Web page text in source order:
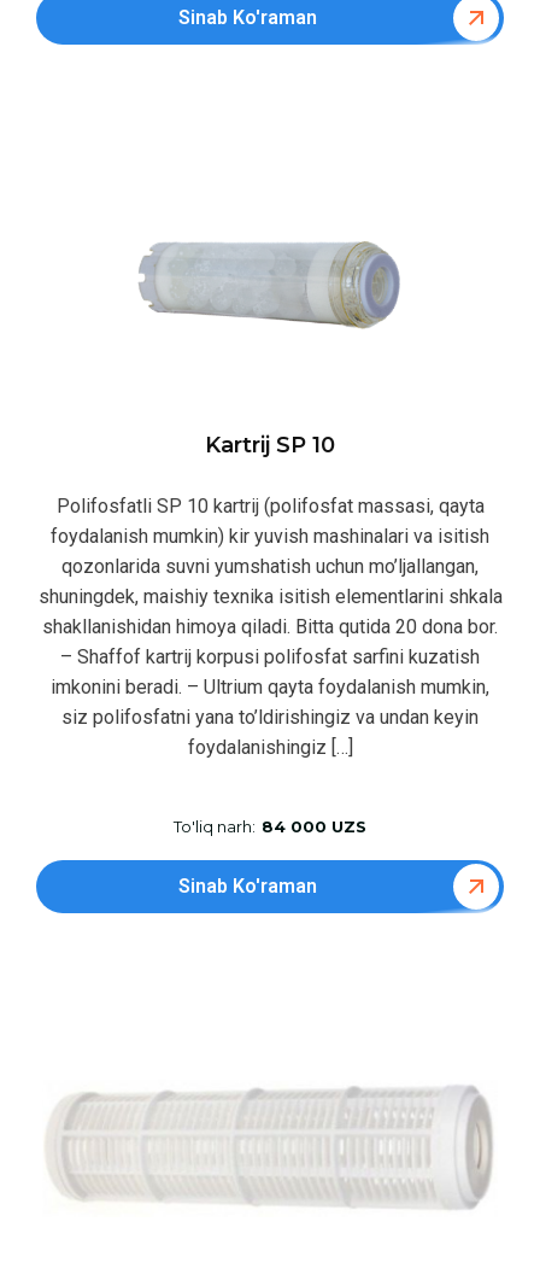
Sinab Ko'raman
Kartrij SP 10
Polifosfatli SP 10 kartrij (polifosfat massasi, qayta
foydalanish mumkin) kir yuvish mashinalari va isitish
qozonlarida suvni yumshatish uchun mo’ljallangan,
shuningdek, maishiy texnika isitish elementlarini shkala
shakllanishidan himoya qiladi. Bitta qutida 20 dona bor.
– Shaffof kartrij korpusi polifosfat sarfini kuzatish
imkonini beradi. – Ultrium qayta foydalanish mumkin,
siz polifosfatni yana to’ldirishingiz va undan keyin
foydalanishingiz […]
To'liq narh: 84 000 UZS
Sinab Ko'raman